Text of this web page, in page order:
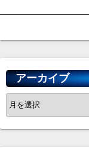
アーカイブ
ア
ー
カ
イ